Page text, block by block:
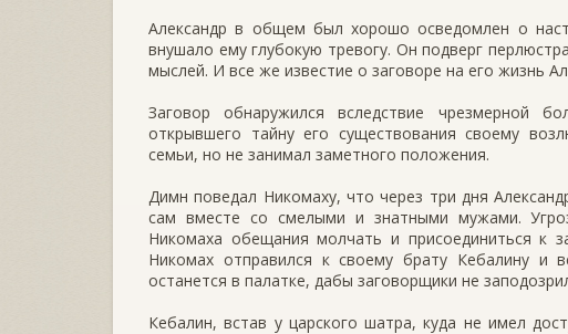
Александр в общем был хорошо осведомлен о
внушало ему глубокую тревогу. Он подверг
мыслей. И все же известие о заговоре на его жизнь
Заговор обнаружился вследствие чрезмерной
открывшего тайну его существования своему
семьи, но не занимал заметного положения.
Димн поведал Никомаху, что через три дня
сам вместе со смелыми и знатными мужами.
Никомаха обещания молчать и присоединиться к
Никомах отправился к своему брату Кебалину и
останется в палатке, дабы заговорщики не
Кебалин, встав у царского шатра, куда не имел